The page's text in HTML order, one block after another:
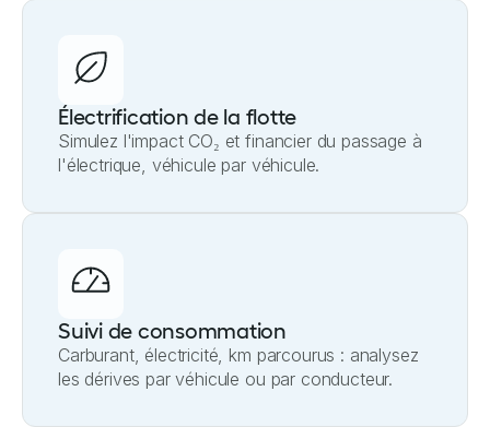
Électrification de la flotte
Simulez l'impact CO₂ et financier du passage à
l'électrique, véhicule par véhicule.
Suivi de consommation
Carburant, électricité, km parcourus : analysez
les dérives par véhicule ou par conducteur.